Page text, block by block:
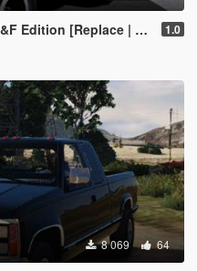
| Unlocked | LODS | Template] 1.0
8 069 64